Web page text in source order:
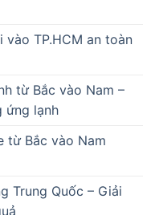
TP.HCM an toàn
từ Bắc vào Nam –
ứng lạnh
từ Bắc vào Nam
Trung Quốc – Giải